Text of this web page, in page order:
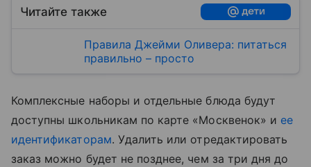
Читайте также
Правила Джейми Оливера: питаться
правильно – просто
Комплексные наборы и отдельные блюда будут
доступны школьникам по карте «Москвенок» и ее
идентификаторам. Удалить или отредактировать
заказ можно будет не позднее, чем за три дня до